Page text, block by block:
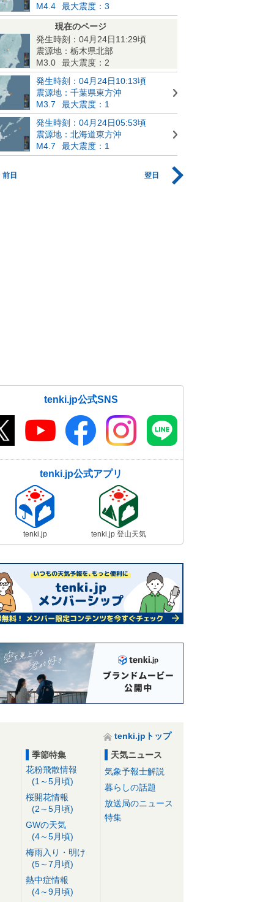
M4.4
最大震度：3
現在のページ
発生時刻：04月24日11:29頃
震源地：栃木県北部
M3.0
最大震度：2
発生時刻：04月24日10:13頃
震源地：千葉県東方沖
M3.7
最大震度：1
発生時刻：04月24日05:53頃
震源地：北海道東方沖
M4.7
最大震度：1
前日 翌日
tenki.jp公式SNS
tenki.jp公式アプリ
tenki.jp tenki.jp 登山天気
tenki.jpトップ
季節特集
花粉飛散情報
(1～5月頃)
桜開花情報
(2～5月頃)
GWの天気
(4～5月頃)
梅雨入り・明け
(5～7月頃)
熱中症情報
(4～9月頃)
天気ニュース
気象予報士解説
暮らしの話題
放送局のニュース
特集